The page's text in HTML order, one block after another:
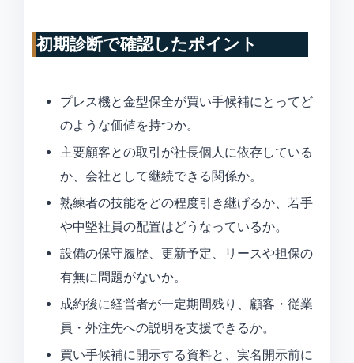
初期診断で確認したポイント
プレス機と金型保全が買い手候補にとってど
のような価値を持つか。
主要顧客との取引が社長個人に依存している
か、会社として継続できる関係か。
熟練者の技能をどの程度引き継げるか、若手
や中堅社員の配置はどうなっているか。
設備の保守履歴、更新予定、リースや担保の
有無に問題がないか。
成約後に経営者が一定期間残り、顧客・従業
員・外注先への説明を支援できるか。
買い手候補に開示する資料と、実名開示前に